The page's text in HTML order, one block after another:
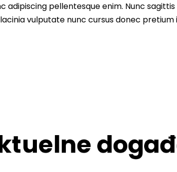
adipiscing pellentesque enim. Nunc
vulputate nunc cursus donec pretium